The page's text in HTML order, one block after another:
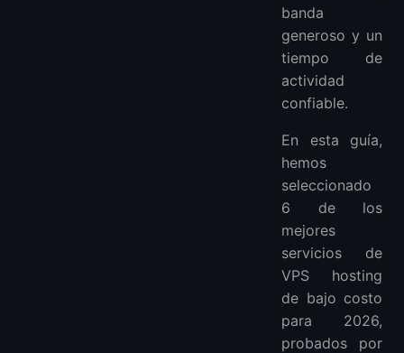
banda
generoso y un
tiempo de
actividad
confiable.
En esta guía,
hemos
seleccionado
6 de los
mejores
servicios de
VPS hosting
de bajo costo
para 2026,
probados por